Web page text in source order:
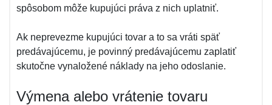
spôsobom môže kupujúci práva z nich uplatniť.
Ak neprevezme kupujúci tovar a to sa vráti späť
predávajúcemu, je povinný predávajúcemu zaplatiť
skutočne vynaložené náklady na jeho odoslanie.
Výmena alebo vrátenie tovaru